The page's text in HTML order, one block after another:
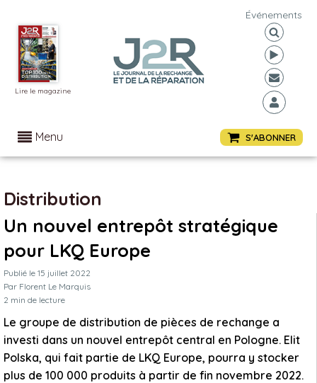
Lire le magazine
Événements
Menu S'ABONNER
Distribution
Un nouvel entrepôt stratégique
pour LKQ Europe
Publié le 15 juillet 2022
Par Florent Le Marquis
2 min de lecture
Le groupe de distribution de pièces de rechange a
investi dans un nouvel entrepôt central en Pologne. Elit
Polska, qui fait partie de LKQ Europe, pourra y stocker
plus de 100 000 produits à partir de fin novembre 2022.